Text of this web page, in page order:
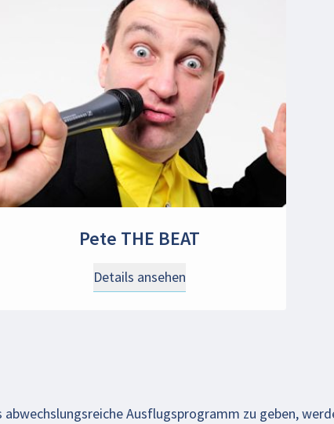
Pete THE BEAT
Details ansehen
Ausflugsprogramm zu geben,